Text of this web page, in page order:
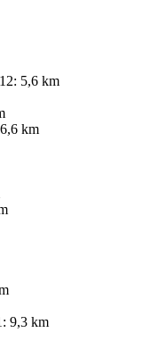
5,6 km
km
9,3 km